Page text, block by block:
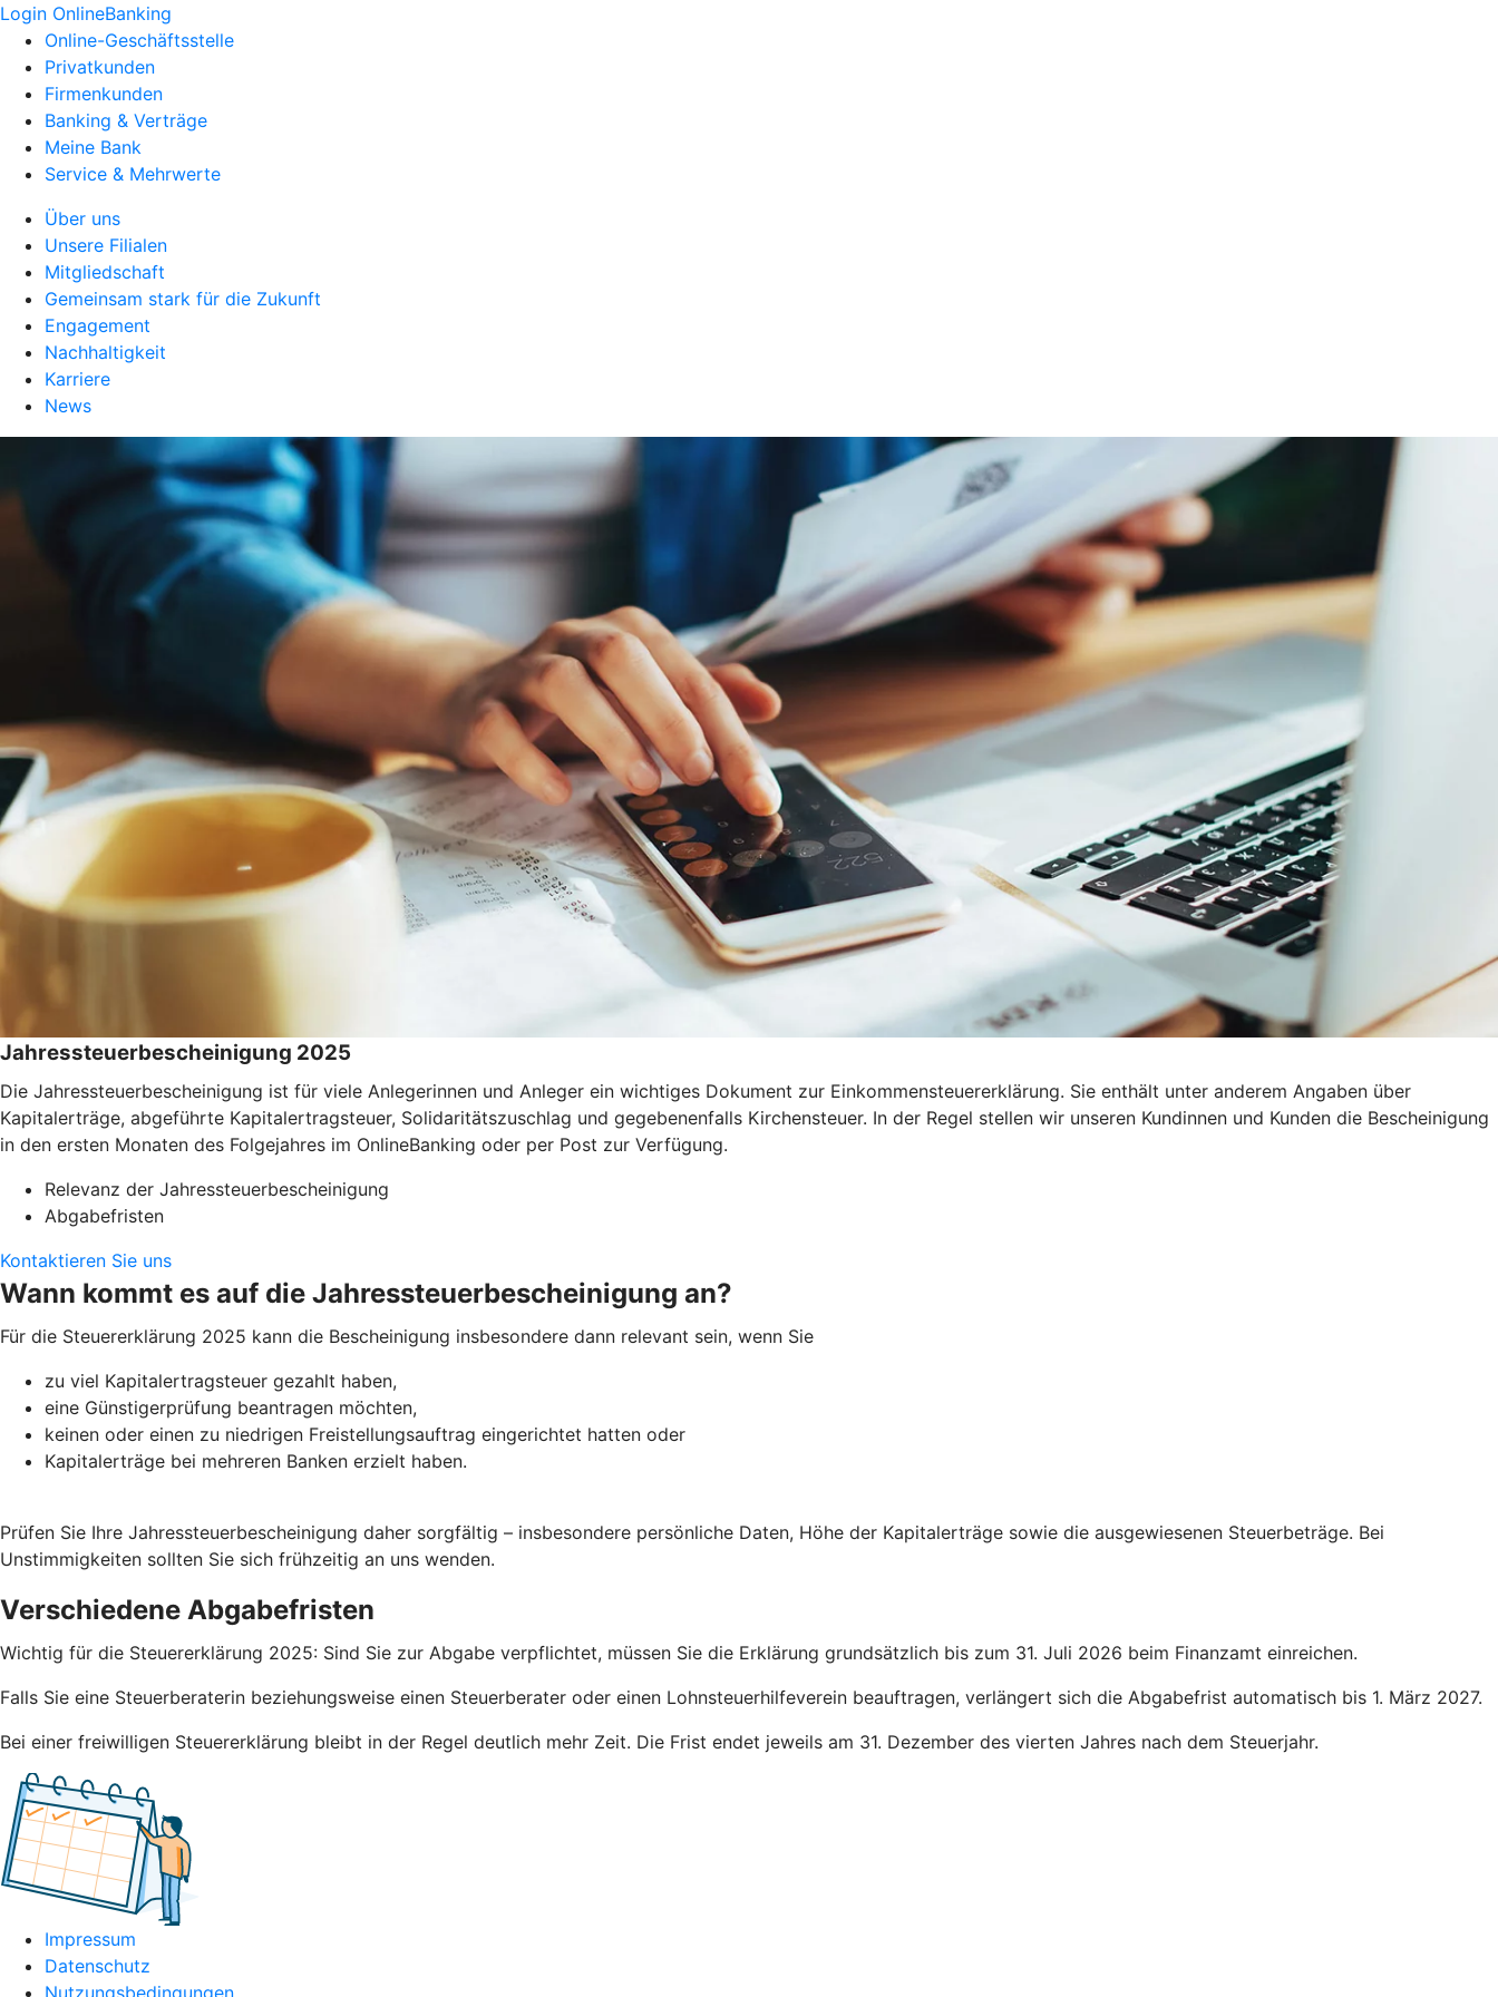
Login OnlineBanking
Online-Geschäftsstelle
Privatkunden
Firmenkunden
Banking & Verträge
Meine Bank
Service & Mehrwerte
Über uns
Unsere Filialen
Mitgliedschaft
Gemeinsam stark für die Zukunft
Engagement
Nachhaltigkeit
Karriere
News
Jahressteuerbescheinigung 2025
Die Jahressteuerbescheinigung ist für viele Anlegerinnen und Anleger ein wichtiges Dokument zur Einkommensteuererklärung. Sie enthält unter anderem Angaben über
Kapitalerträge, abgeführte Kapitalertragsteuer, Solidaritätszuschlag und gegebenenfalls Kirchensteuer. In der Regel stellen wir unseren Kundinnen und Kunden die Bescheinigung
in den ersten Monaten des Folgejahres im OnlineBanking oder per Post zur Verfügung.
Relevanz der Jahressteuerbescheinigung
Abgabefristen
Kontaktieren Sie uns
Wann kommt es auf die Jahressteuerbescheinigung an?
Für die Steuererklärung 2025 kann die Bescheinigung insbesondere dann relevant sein, wenn Sie
zu viel Kapitalertragsteuer gezahlt haben,
eine Günstigerprüfung beantragen möchten,
keinen oder einen zu niedrigen Freistellungsauftrag eingerichtet hatten oder
Kapitalerträge bei mehreren Banken erzielt haben.
Prüfen Sie Ihre Jahressteuerbescheinigung daher sorgfältig – insbesondere persönliche Daten, Höhe der Kapitalerträge sowie die ausgewiesenen Steuerbeträge. Bei
Unstimmigkeiten sollten Sie sich frühzeitig an uns wenden.
Verschiedene Abgabefristen
Wichtig für die Steuererklärung 2025: Sind Sie zur Abgabe verpflichtet, müssen Sie die Erklärung grundsätzlich bis zum 31. Juli 2026 beim Finanzamt einreichen.
Falls Sie eine Steuerberaterin beziehungsweise einen Steuerberater oder einen Lohnsteuerhilfeverein beauftragen, verlängert sich die Abgabefrist automatisch bis 1. März 2027.
Bei einer freiwilligen Steuererklärung bleibt in der Regel deutlich mehr Zeit. Die Frist endet jeweils am 31. Dezember des vierten Jahres nach dem Steuerjahr.
Impressum
Datenschutz
Nutzungsbedingungen